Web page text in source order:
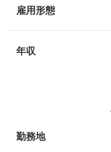
雇用形態
年収
勤務地